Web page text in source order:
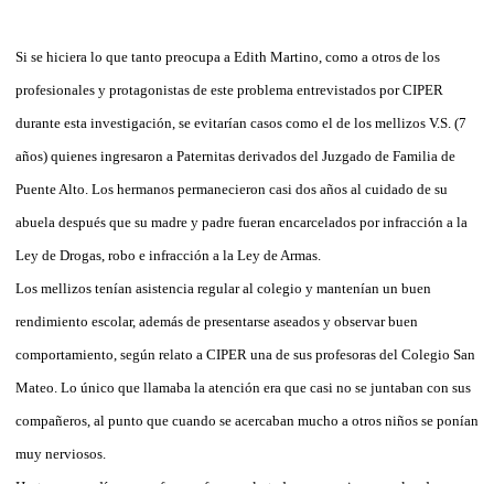
Si se hiciera lo que tanto preocupa a Edith Martino, como a otros de los
profesionales y protagonistas de este problema entrevistados por CIPER
durante esta investigación, se evitarían casos como el de los mellizos V.S. (7
años) quienes ingresaron a Paternitas derivados del Juzgado de Familia de
Puente Alto. Los hermanos permanecieron casi dos años al cuidado de su
abuela después que su madre y padre fueran encarcelados por infracción a la
Ley de Drogas, robo e infracción a la Ley de Armas.
Los mellizos tenían asistencia regular al colegio y mantenían un buen
rendimiento escolar, además de presentarse aseados y observar buen
comportamiento, según relato a CIPER una de sus profesoras del Colegio San
Mateo. Lo único que llamaba la atención era que casi no se juntaban con sus
compañeros, al punto que cuando se acercaban mucho a otros niños se ponían
muy nerviosos.